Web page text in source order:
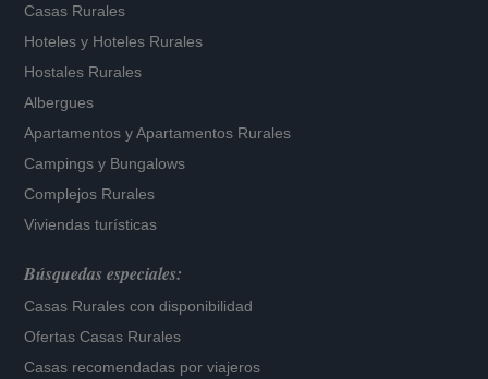
Casas Rurales
Hoteles y Hoteles Rurales
Hostales Rurales
Albergues
Apartamentos yApartamentos Rurales
Campings y Bungalows
Complejos Rurales
Viviendas turísticas
Búsquedas especiales:
Casas Rurales con disponibilidad
Ofertas Casas Rurales
Casas recomendadas por viajeros